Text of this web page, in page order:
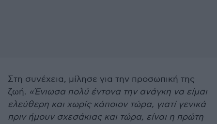
Στη συνέχεια, μίλησε για την προσωπική της
ζωή. «Ένιωσα πολύ έντονα την ανάγκη να είμαι
ελεύθερη και χωρίς κάποιον τώρα, γιατί γενικά
πριν ήμουν σχεσάκιας και τώρα, είναι η πρώτη